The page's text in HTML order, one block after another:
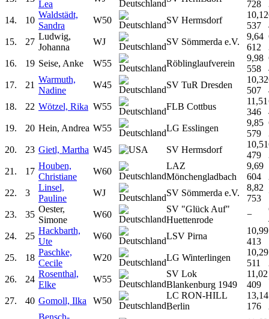
Lea
728
14.
10
Waldstädt,
Sandra
W50 SV Hermsdorf
10,12
537
15.
27
Ludwig,
Johanna
WJ SV Sömmerda e.V.
9,64
612
16.
19 Seise, Anke W55 Röblinglaufverein
9,98
558
17.
21
Warmuth,
Nadine
W45 SV TuR Dresden
10,32
507
18.
22 Wötzel, Rika W55 FLB Cottbus
11,51
346
19.
20 Hein, Andrea W55 LG Esslingen
9,85
579
20.
23 Gietl, Martha W45 SV Hermsdorf
10,51
479
21.
17
Houben,
Christiane
W60
LAZ
Mönchengladbach
9,69
604
22.
3
Linsel,
Pauline
WJ SV Sömmerda e.V.
8,82
753
23. 35
Oester,
Simone
W60
SV "Glück Auf"
Huettenrode
−
24.
25
Hackbarth,
Ute
W60 LSV Pirna
10,99
413
25.
18
Paschke,
Cecile
W20 LG Winterlingen
10,29
511
26.
24
Rosenthal,
Elke
W55
SV Lok
Blankenburg 1949
11,02
409
27. 40 Gomoll, Ilka W50
LC RON-HILL
Berlin
13,14
176
Bensch-